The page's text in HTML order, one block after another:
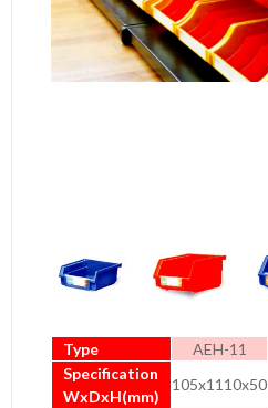
Type AEH-11
Specification
WxDxH(mm)
105x1110x50